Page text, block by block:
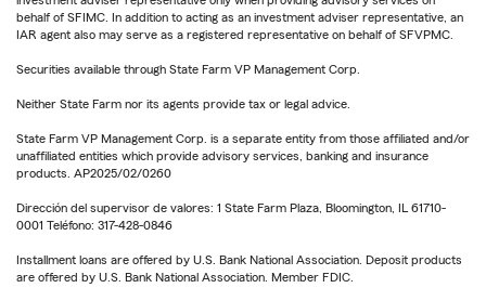
behalf of SFIMC. In addition to acting as an investment adviser representative, an
IAR agent also may serve as a registered representative on behalf of SFVPMC.
Securities available through State Farm VP Management Corp.
Neither State Farm nor its agents provide tax or legal advice.
State Farm VP Management Corp. is a separate entity from those affiliated and/or
unaffiliated entities which provide advisory services, banking and insurance
products. AP2025/02/0260
Dirección del supervisor de valores: 1 State Farm Plaza, Bloomington, IL 61710-
0001 Teléfono: 317-428-0846
Installment loans are offered by U.S. Bank National Association. Deposit products
are offered by U.S. Bank National Association. Member FDIC.